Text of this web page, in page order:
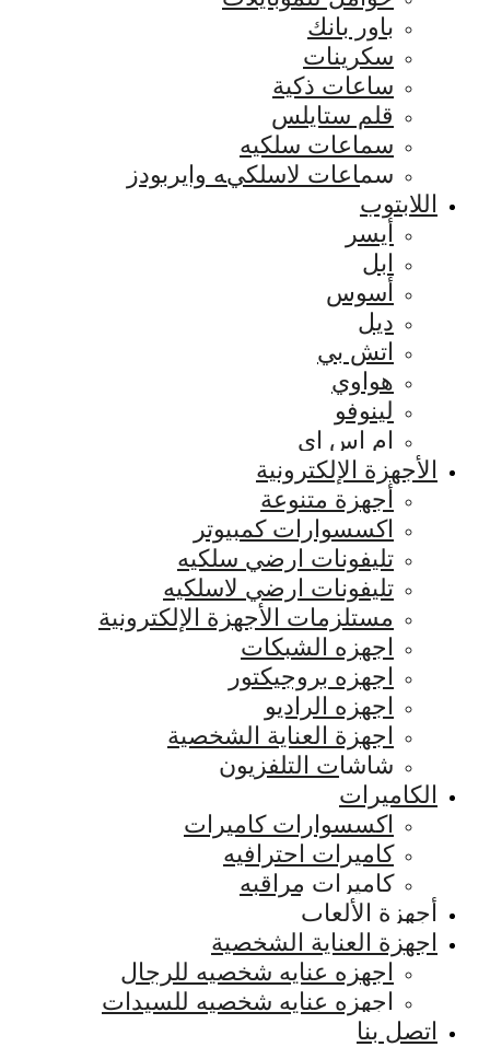
باور بانك
سكرينات
ساعات ذكية
قلم ستايلس
سماعات سلكيه
سماعات لاسلكيه وايربودز
اللابتوب
أيسر
ابل
أسوس
ديل
اتش بي
هواوي
لينوفو
ام اس اي
الأجهزة الإلكترونية
أجهزة متنوعة
اكسسوارات كمبيوتر
تليفونات ارضي سلكيه
تليفونات ارضي لاسلكيه
مستلزمات الأجهزة الإلكترونية
اجهزه الشبكات
اجهزه بروجيكتور
اجهزه الراديو
اجهزة العناية الشخصية
شاشات التلفزيون
الكاميرات
اكسسوارات كاميرات
كاميرات احترافيه
كاميرات مراقبه
أجهزة الألعاب
اجهزة العناية الشخصية
اجهزه عنايه شخصيه للرجال
اجهزه عنايه شخصيه للسيدات
اتصل بنا